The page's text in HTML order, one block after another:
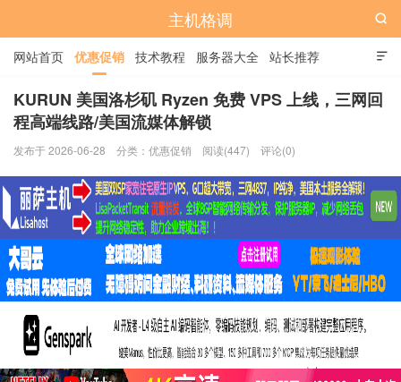
主机格调

网站首页 优惠促销 技术教程 服务器大全 站长推荐
全站标签 广告位

KURUN 美国洛杉矶 Ryzen 免费 VPS 上线，三网回
程高端线路/美国流媒体解锁
发布于 2026-06-28 分类： 优惠促销 阅读(447) 评论(0)